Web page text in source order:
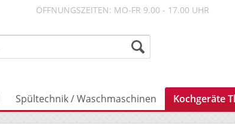
ÖFFNUNGSZEITEN: MO-FR 9.00 - 17.00 UHR
Spültechnik / Waschmaschinen Kochgeräte